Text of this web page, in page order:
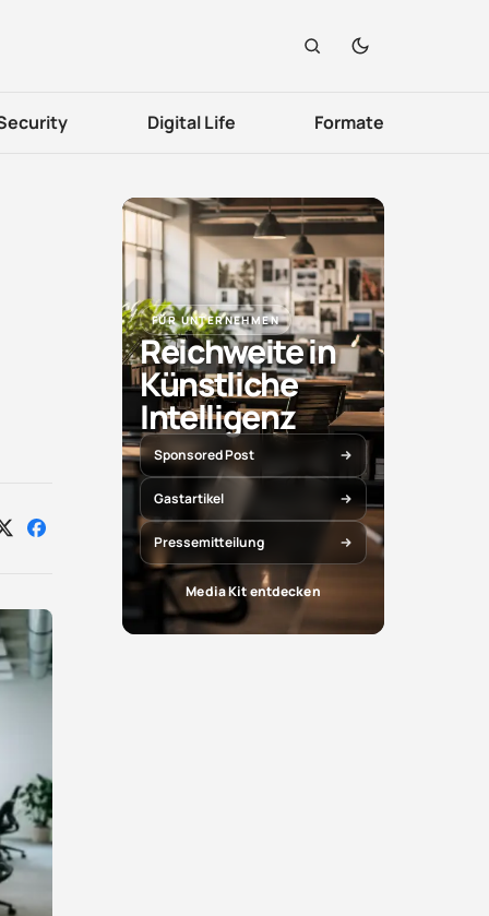
Digital Life Formate
Auf Auf
FÜR UNTERNEHMEN
Reichweite in
Künstliche
Intelligenz
Sponsored Post
Gastartikel
Pressemitteilung
Media Kit entdecken